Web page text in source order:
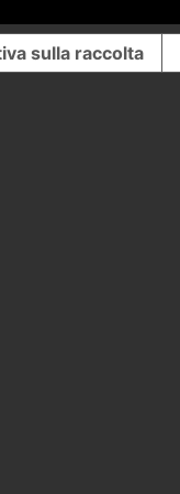
sulla raccolta